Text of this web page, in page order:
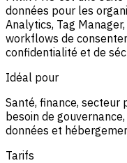
données pour les
Analytics, Tag
workflows de
confidentialité et de
Idéal pour
Santé, finance, secteur
besoin de
données et
Tarifs